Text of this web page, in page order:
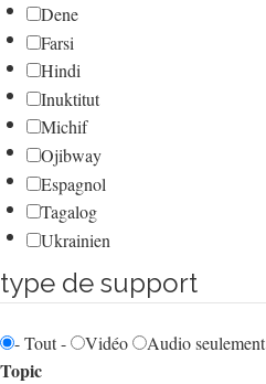
Dene
Farsi
Hindi
Inuktitut
Michif
Ojibway
Espagnol
Tagalog
Ukrainien
type de support
- Tout - Vidéo Audio seulement
Topic